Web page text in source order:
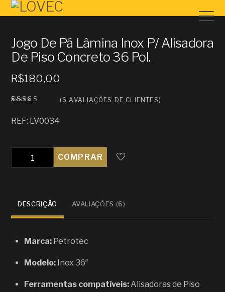
Jogo De Pá Lâmina Inox P/ Alisadora
De Piso Concreto 36 Pol.
R$180,00
o como
3.67 de
ões de
clientes
(6 AVALIAÇÕES DE CLIENTES)
REF: LV0034
Quantidade COMPRAR
DESCRIÇÃO AVALIAÇÕES (6)
Marca: Petrotec
Modelo: Inox 36″
Ferramentas compatíveis: Alisadoras de Piso